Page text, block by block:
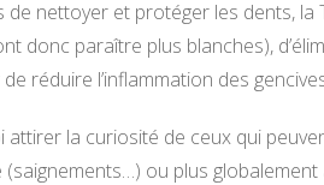
de nettoyer et protéger les dents,
donc paraître plus blanches),
réduire l’inflammation des
attirer la curiosité de ceux qui
ou plus